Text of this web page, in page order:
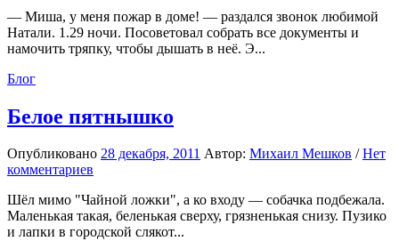
— Миша, у меня пожар в доме! — раздался звонок любимой
Натали. 1.29 ночи. Посоветовал собрать все документы и
намочить тряпку, чтобы дышать в неё. Э...
Блог
Белое пятнышко
Опубликовано 28 декабря, 2011 Автор: Михаил Мешков /Нет
комментариев
Шёл мимо "Чайной ложки", а ко входу — собачка подбежала.
Маленькая такая, беленькая сверху, грязненькая снизу. Пузико
и лапки в городской слякот...